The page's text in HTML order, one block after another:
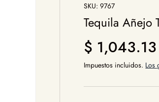
SKU: 9767
Tequila Añejo
Precio
$
Impuestos incluidos. Los